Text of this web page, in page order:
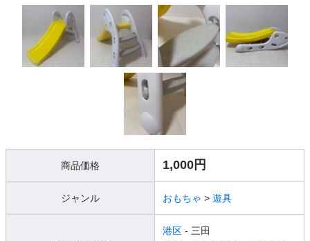
商品価格 1,000円
ジャンル おもちゃ > 遊具
港区 - 三田